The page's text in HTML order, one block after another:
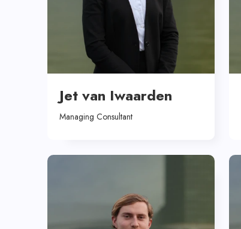
Jet van Iwaarden
Managing Consultant